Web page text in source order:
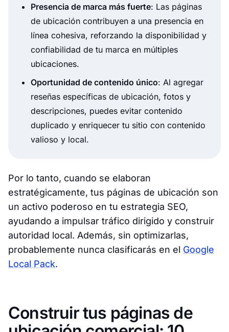
Presencia de marca más fuerte: Las páginas
de ubicación contribuyen a una presencia en
línea cohesiva, reforzando la disponibilidad y
confiabilidad de tu marca en múltiples
ubicaciones.
Oportunidad de contenido único: Al agregar
reseñas específicas de ubicación, fotos y
descripciones, puedes evitar contenido
duplicado y enriquecer tu sitio con contenido
valioso y local.
Por lo tanto, cuando se elaboran
estratégicamente, tus páginas de ubicación son
un activo poderoso en tu estrategia SEO,
ayudando a impulsar tráfico dirigido y construir
autoridad local. Además, sin optimizarlas,
probablemente nunca clasificarás en el Google
Local Pack.
Construir tus páginas de